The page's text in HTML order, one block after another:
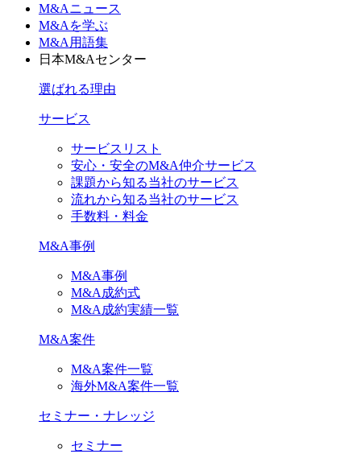
M&Aニュース
M&Aを学ぶ
M&A用語集
日本M&Aセンター
選ばれる理由
サービス
サービスリスト
安心・安全のM&A仲介サービス
課題から知る当社のサービス
流れから知る当社のサービス
手数料・料金
M&A事例
M&A事例
M&A成約式
M&A成約実績一覧
M&A案件
M&A案件一覧
海外M&A案件一覧
セミナー・ナレッジ
セミナー